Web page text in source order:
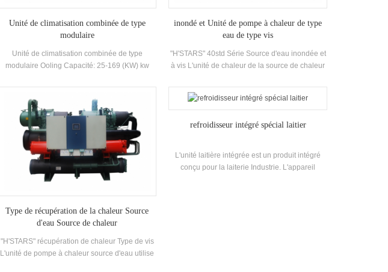
Unité de climatisation combinée de type
modulaire
Unité de climatisation combinée de type
modulaire Ooling Capacité: 25-169 (KW) kw
pharmaceutique, industrie alimentaire
inondé et Unité de pompe à chaleur de type
eau de type vis
"H'STARS" 40std Série Source d'eau inondée et
à vis L'unité de chaleur de la source de chaleur
auto-développé et fabriqué haut rendement
Evaporateur de type inondé, R22, R134A
Température de sortie d'eau chaude 50 ° C
L'unité a un total de 20 standards Spécifications.
Type de récupération de la chaleur Source
d'eau Source de chaleur
"H'STARS" récupération de chaleur Type de vis
L'unité de pompe à chaleur source d'eau utilise
refroidisseur intégré spécial laitier
L'unité laitière intégrée est un produit intégré
conçu pour la laiterie Industrie. L'appareil